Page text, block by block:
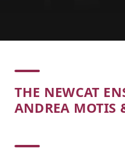
Concert
THE NEWCAT
ANDREA MOTIS